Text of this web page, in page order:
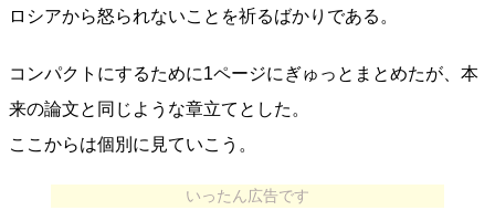
ロシアから怒られないことを祈るばかりである。
コンパクトにするために1ページにぎゅっとまとめたが、本
来の論文と同じような章立てとした。
ここからは個別に見ていこう。
いったん広告です